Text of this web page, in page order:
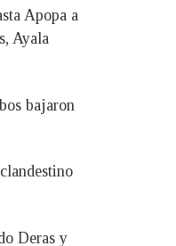
Apopa a
Ayala
bajaron
Deras y